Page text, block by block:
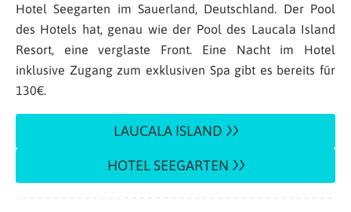
Hotel Seegarten im Sauerland, Deutschland. Der Pool
des Hotels hat, genau wie der Pool des Laucala Island
Resort, eine verglaste Front. Eine Nacht im Hotel
inklusive Zugang zum exklusiven Spa gibt es bereits für
130€.
LAUCALA ISLAND
HOTEL SEEGARTEN